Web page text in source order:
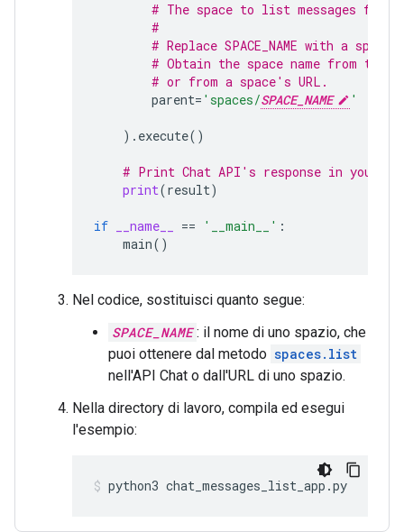
# The space to list messages from.
#
# Replace SPACE_NAME with a space
# Obtain the space name from the
# or from a space's URL.
parent= 'spaces/SPACE_NAME '
) . execute()
# Print Chat API's response in your
print(result)
if __name__ == '__main__' :
main()
Nel codice, sostituisci quanto segue:
SPACE_NAME : il nome di uno spazio, che
puoi ottenere dal metodo spaces.list
nell'API Chat o dall'URL di uno spazio.
Nella directory di lavoro, compila ed esegui
l'esempio:
python3 chat_messages_list_app.py